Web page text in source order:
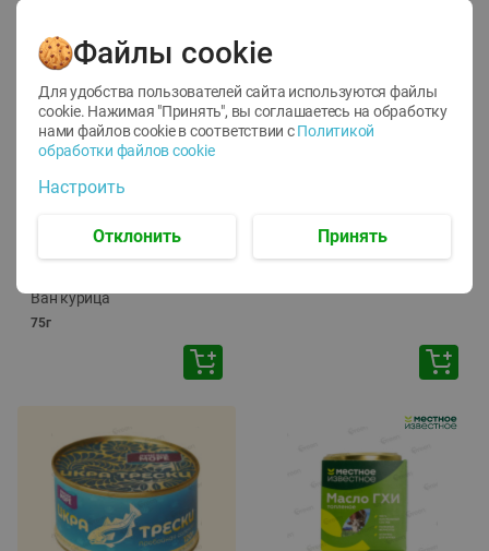
12
1.05 руб./
руб./шт
Корм влаж. для кош. с
Ван курица
75г
ТОФУ Vegetus ТВЕРДЫЙ
Файлы cookie
Для удобства пользователей сайта используются файлы
cookie. Нажимая "Принять", вы соглашаетесь на обработку
нами файлов cookie в соответствии с Политикой
обработки файлов cookie
Настроить
Отклонить Принять